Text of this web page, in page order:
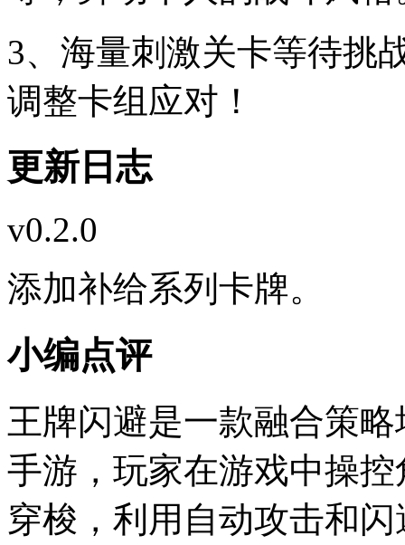
3、海量刺激关卡等待挑
调整卡组应对！
更新日志
v0.2.0
添加补给系列卡牌。
小编点评
王牌闪避是一款融合策
手游，玩家在游戏中操
穿梭，利用自动攻击和